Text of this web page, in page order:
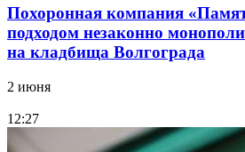
Похоронная компания
подходом незаконно
на кладбища Волгограда
2 июня
12:27